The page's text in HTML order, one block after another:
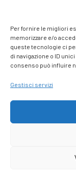
Per fornire le migliori
memorizzare e/o
queste tecnologie ci
di navigazione o ID
consenso può influire
Gestisci servizi